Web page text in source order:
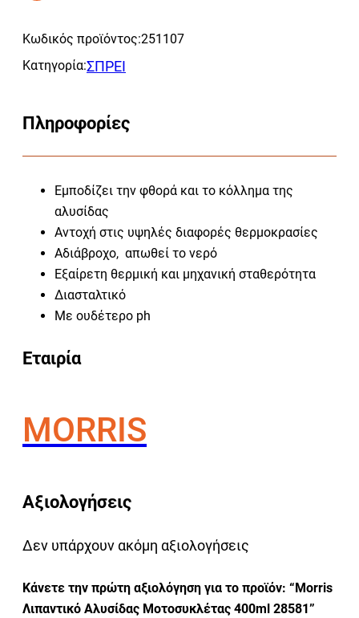
Κωδικός προϊόντος:251107
Κατηγορία:ΣΠΡΕΙ
Πληροφορίες
Εμποδίζει την φθορά και το κόλλημα της
αλυσίδας
Αντοχή στις υψηλές διαφορές θερμοκρασίες
Αδιάβροχο, απωθεί το νερό
Εξαίρετη θερμική και μηχανική σταθερότητα
Διασταλτικό
Με ουδέτερο ph
Εταιρία
MORRIS
Αξιολογήσεις
Δεν υπάρχουν ακόμη αξιολογήσεις
Κάνετε την πρώτη αξιολόγηση για το προϊόν: “Morris
Λιπαντικό Αλυσίδας Μοτοσυκλέτας 400ml 28581”